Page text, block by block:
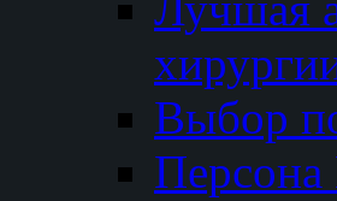
Выбор
Персона